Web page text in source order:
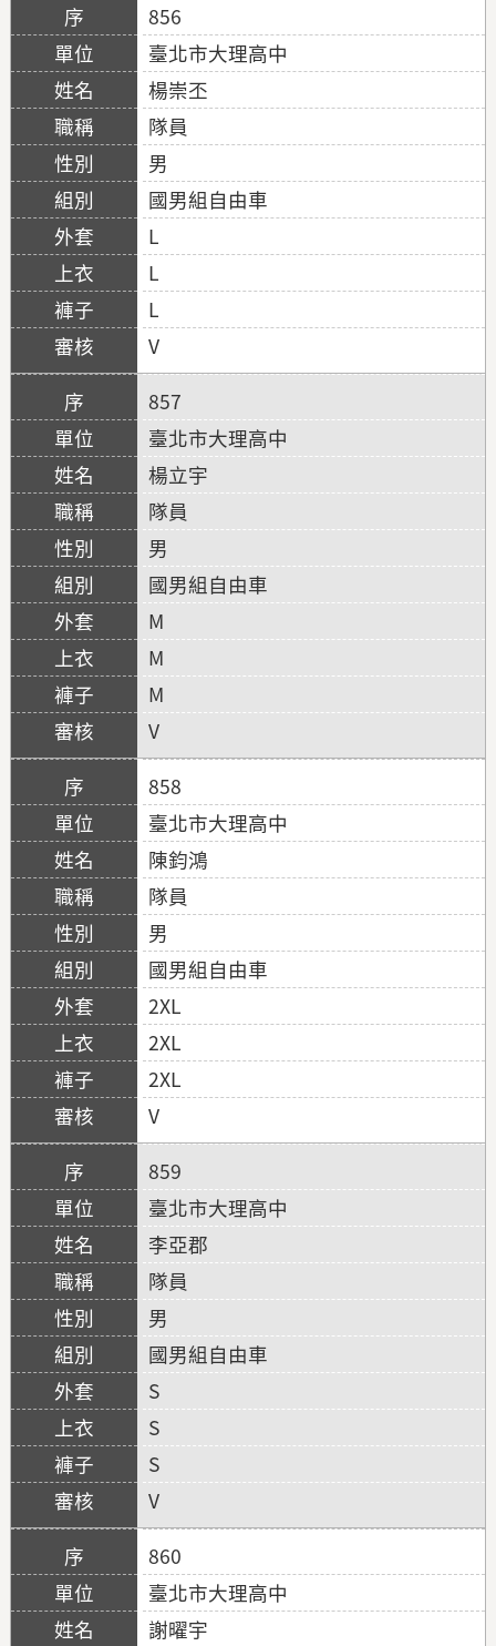
856
臺北市大理高中
楊崇丕
隊員
男
國男組自由車
L
L
L
V
857
臺北市大理高中
楊立宇
隊員
男
國男組自由車
M
M
M
V
858
臺北市大理高中
陳鈞鴻
隊員
男
國男組自由車
2XL
2XL
2XL
V
859
臺北市大理高中
李亞郡
隊員
男
國男組自由車
S
S
S
V
860
臺北市大理高中
謝曜宇